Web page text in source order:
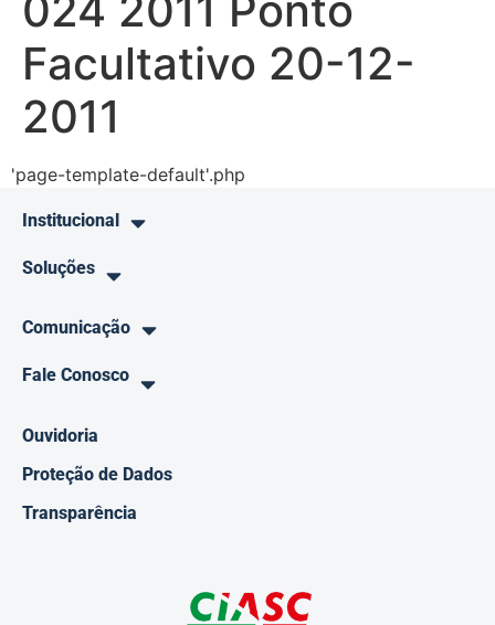
Facultativo 20-12-
2011
'page-template-default'.php
Institucional
Soluções
Comunicação
Fale Conosco
Ouvidoria
Proteção de Dados
Transparência